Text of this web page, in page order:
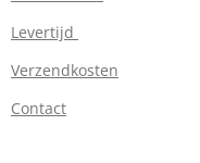
Levertijd
Verzendkosten
Contact